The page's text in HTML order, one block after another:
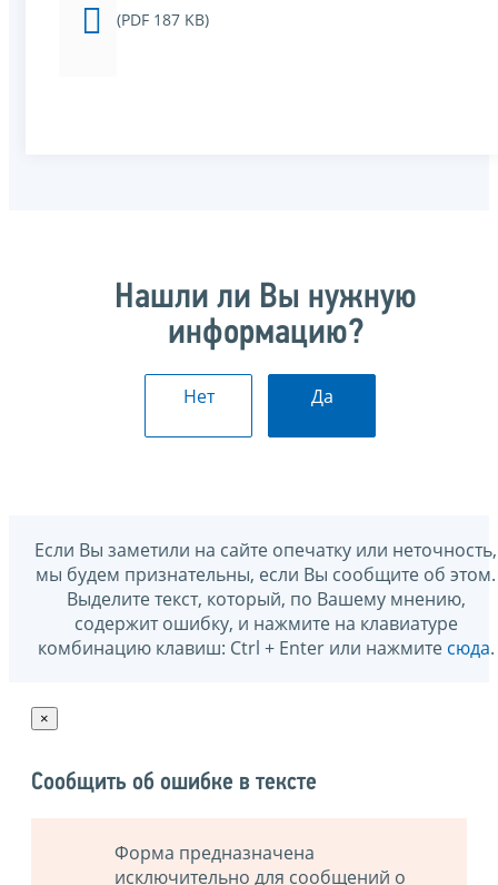
(PDF 187 KB)
Нашли ли Вы нужную
информацию?
Нет Да
Если Вы заметили на сайте опечатку или неточность,
мы будем признательны, если Вы сообщите об этом.
Выделите текст, который, по Вашему мнению,
содержит ошибку, и нажмите на клавиатуре
комбинацию клавиш: Ctrl + Enter или нажмите сюда.
×
Сообщить об ошибке в тексте
Форма предназначена
исключительно для сообщений о